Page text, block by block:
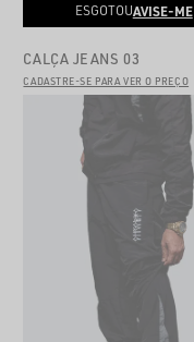
ESGOTOUAVISE-ME
CALÇA JEANS 03
CADASTRE-SE PARA VER O PREÇO